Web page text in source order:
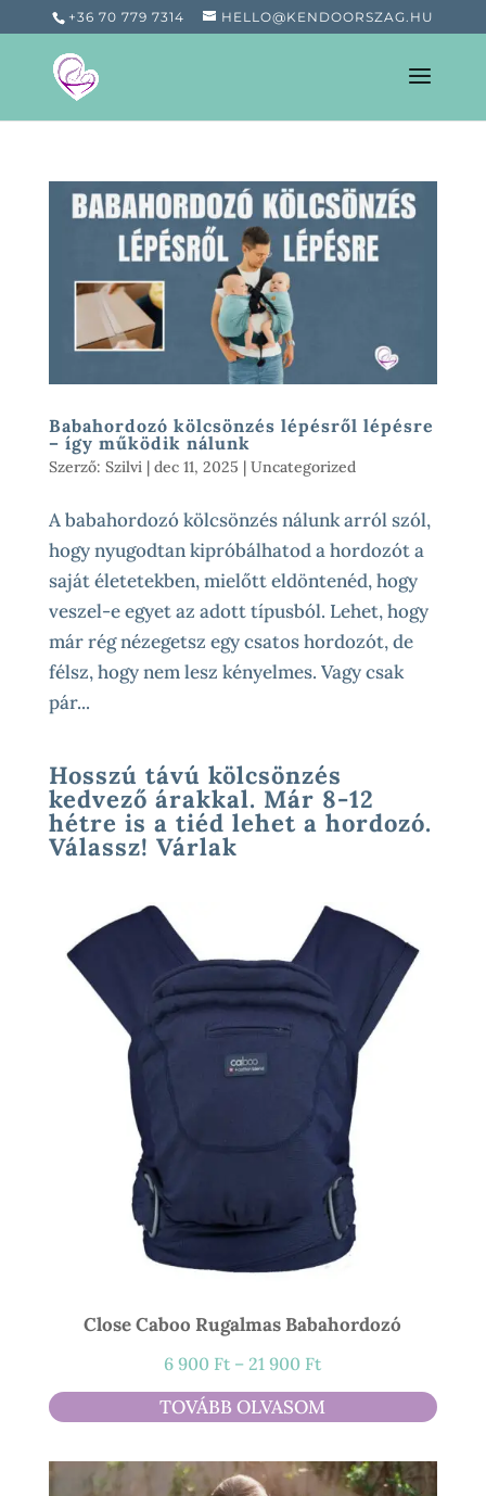
+36 70 779 7314 HELLO@KENDOORSZAG.HU
Babahordozó kölcsönzés lépésről lépésre
– így működik nálunk
Szerző: Szilvi| dec 11, 2025 | Uncategorized
A babahordozó kölcsönzés nálunk arról szól,
hogy nyugodtan kipróbálhatod a hordozót a
saját életetekben, mielőtt eldöntenéd, hogy
veszel-e egyet az adott típusból. Lehet, hogy
már rég nézegetsz egy csatos hordozót, de
félsz, hogy nem lesz kényelmes. Vagy csak
pár...
Hosszú távú kölcsönzés
kedvező árakkal. Már 8-12
hétre is a tiéd lehet a hordozó.
Válassz! Várlak
Close Caboo Rugalmas Babahordozó
6 900 Ft – 21 900 FtÁrtartomány:
6
900 Ft
21
TOVÁBB OLVASOM